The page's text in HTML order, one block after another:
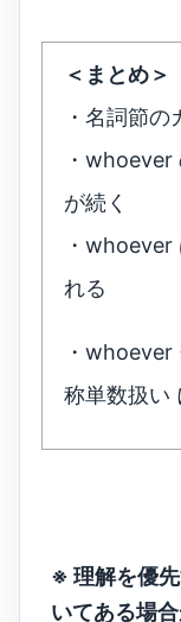
＜まとめ＞
・名詞節の
・whoever
が続く
・
れる
・whoever
称単数扱い
※ 理解を優
いてある場